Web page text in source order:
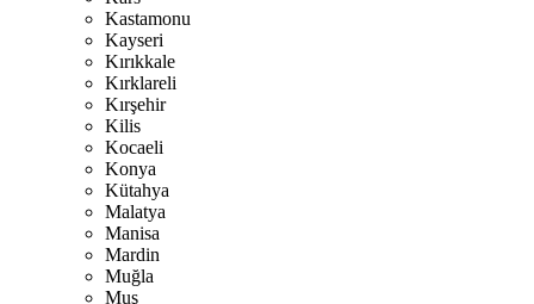
Kastamonu
Kayseri
Kırıkkale
Kırklareli
Kırşehir
Kilis
Kocaeli
Konya
Kütahya
Malatya
Manisa
Mardin
Muğla
Muş